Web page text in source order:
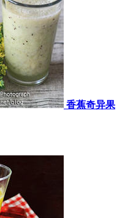
香蕉奇异果